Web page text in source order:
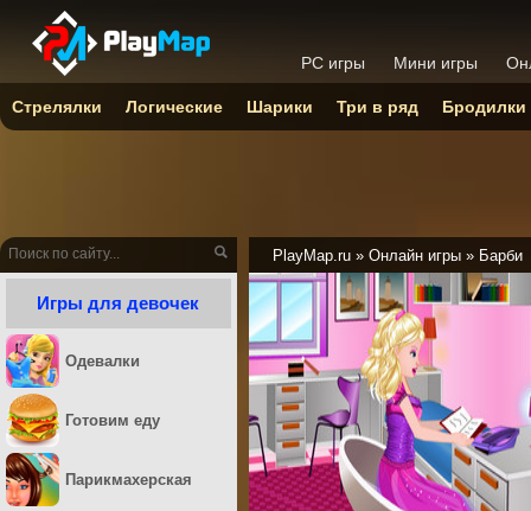
PlayMap.ru » Онлайн игры » Барби
Игры для девочек
Одевалки
Готовим еду
Парикмахерская
PC игры Мини игры
Стрелялки Логические Шарики Три в ряд Бродилки